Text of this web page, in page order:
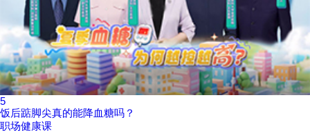
5
饭后踮脚尖真的能降血糖吗？
职场健康课